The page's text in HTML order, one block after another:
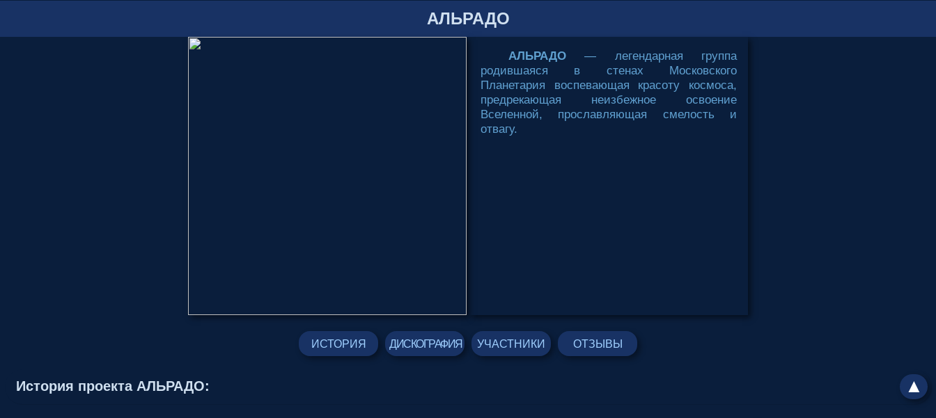
АЛЬРАДО
АЛЬРАДО — легендарная группа
родившаяся в стенах Московского
Планетария воспевающая красоту космоса,
предрекающая неизбежное освоение
Вселенной, прославляющая смелость и
отвагу.
ИСТОРИЯ ДИСКОГРАФИЯ УЧАСТНИКИ ОТЗЫВЫ
История проекта АЛЬРАДО: ▲